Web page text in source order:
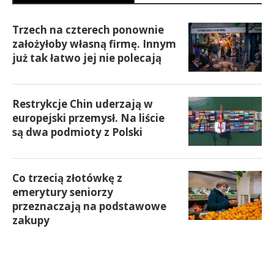
Trzech na czterech ponownie
założyłoby własną firmę. Innym
już tak łatwo jej nie polecają
Restrykcje Chin uderzają w
europejski przemysł. Na liście
są dwa podmioty z Polski
Co trzecią złotówkę z
emerytury seniorzy
przeznaczają na podstawowe
zakupy